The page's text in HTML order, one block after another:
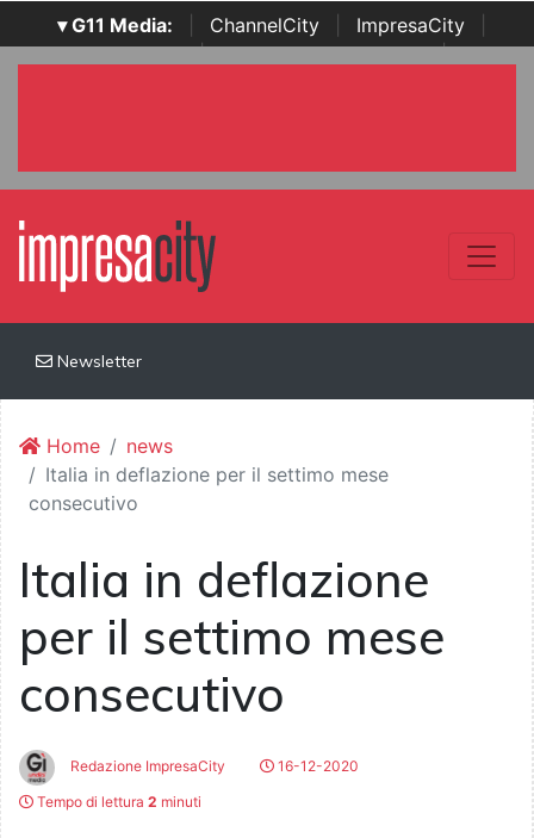
▾ G11 Media: ChannelCity ImpresaCity
SecurityOpenLab | Italian Channel Awards | Italian
Newsletter
Home
news
Italia in deflazione per il settimo mese
consecutivo
Italia in deflazione
per il settimo mese
consecutivo
Redazione ImpresaCity
16-12-2020
Tempo di lettura 2 minuti